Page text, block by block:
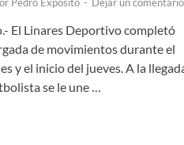
Pedro Expósito - Dejar un comentario
El Linares Deportivo completó
de movimientos durante el
y el inicio del jueves. A la
se le une …